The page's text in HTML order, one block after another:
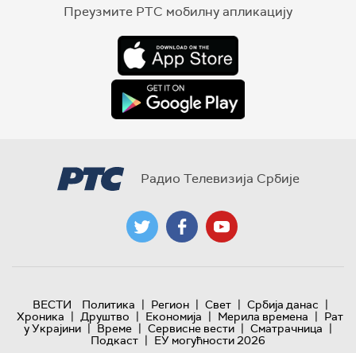
Преузмите РТС мобилну апликацију
Радио Телевизија Србије
ВЕСТИ Политика | Регион | Свет | Србија данас |
Хроника | Друштво | Економија | Мерила времена | Рат
у Украјини | Време | Сервисне вести | Сматрачница |
Подкаст | ЕУ могућности 2026